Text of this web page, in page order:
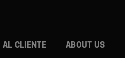
al cliente About us